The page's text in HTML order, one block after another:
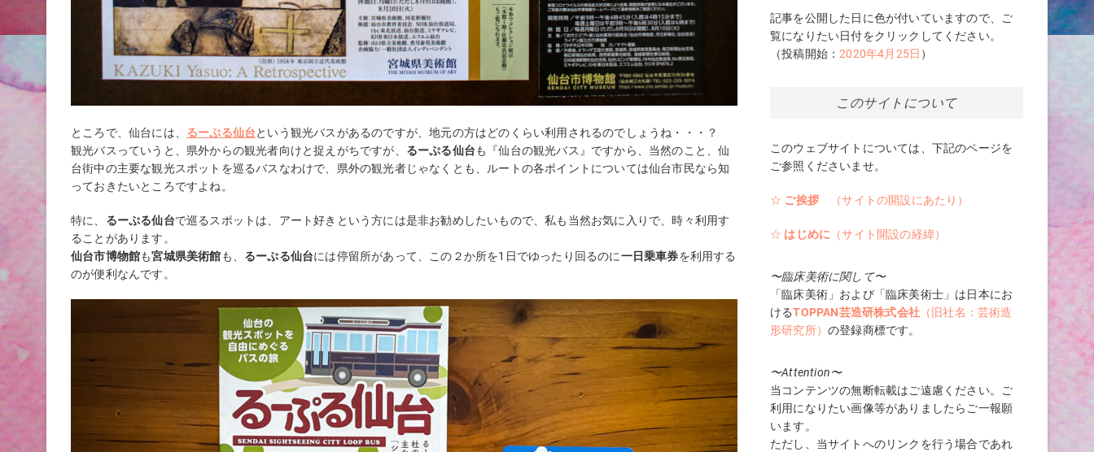
ところで、仙台には、 るーぷる仙台という観光バスがあるのですが、地元の方はどのくらい利用されるのでしょうね・・・？
観光バスっていうと、県外からの観光者向けと捉えがちですが、 るーぷる仙台も『仙台の観光バス』ですから、当然のこと、仙
台街中の主要な観光スポットを巡るバスなわけで、県外の観光者じゃなくとも、ルートの各ポイントについては仙台市民なら知
っておきたいところですよね。
特に、 るーぷる仙台で巡るスポットは、アート好きという方には是非お勧めしたいもので、私も当然お気に入りで、時々利用す
ることがあります。
仙台市博物館も宮城県美術館も、 るーぷる仙台には停留所があって、この２か所を1日でゆったり回るのに一日乗車券を利用する
のが便利なんです。
記事を公開した日に色が付いていますので、ご
覧になりたい日付をクリックしてください。
（投稿開始：2020年4月25日 ）
このサイトについて
このウェブサイトについては、下記のページを
ご参照くださいませ。
☆ ご挨拶 （サイトの開設にあたり）
☆ はじめに （サイト開設の経緯）
〜臨床美術に関して〜
「臨床美術」および「臨床美術士」は日本にお
けるTOPPAN芸造研株式会社 （旧社名：芸術造
形研究所） の登録商標です。
〜Attention〜
当コンテンツの無断転載はご遠慮ください。ご
利用になりたい画像等がありましたらご一報願
います。
ただし、当サイトへのリンクを行う場合であれ